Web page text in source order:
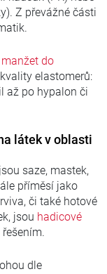
Z převážné části
manžet do
elastomerů:
až po hypalon či
látek v oblasti
saze, mastek,
příměsí jako
či také hotové
jsou hadicové
dle